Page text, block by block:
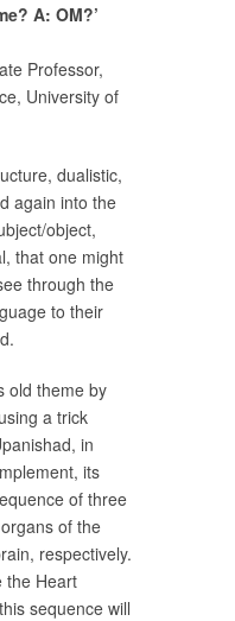
A: OM?’
Professor,
University of
dualistic,
again into the
object,
that one might
through the
to their
old theme by
a trick
in
its
of three
of the
respectively.
the Heart
sequence will